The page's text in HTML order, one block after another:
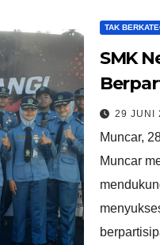
TAK
SMK
29 JUNI
Muncar,
Muncar